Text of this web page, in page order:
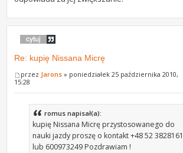
Re: kupię Nissana Micrę
przez Jarons » poniedziałek 25 października 2010,
15:28
romus napisał(a):
kupię Nissana Micrę przystosowanego do
nauki jazdy proszę o kontakt +48 52 3828161
lub 600973249 Pozdrawiam !